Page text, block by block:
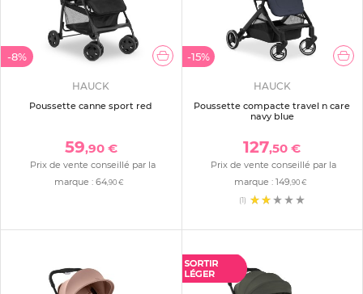
-8%
HAUCK
Poussette canne sport red
59,90 €
Prix de vente conseillé par la
marque :64 ,90 €
-15%
HAUCK
Poussette compacte travel n care
navy blue
127,50 €
Prix de vente conseillé par la
marque : 149 ,90 €
(1)